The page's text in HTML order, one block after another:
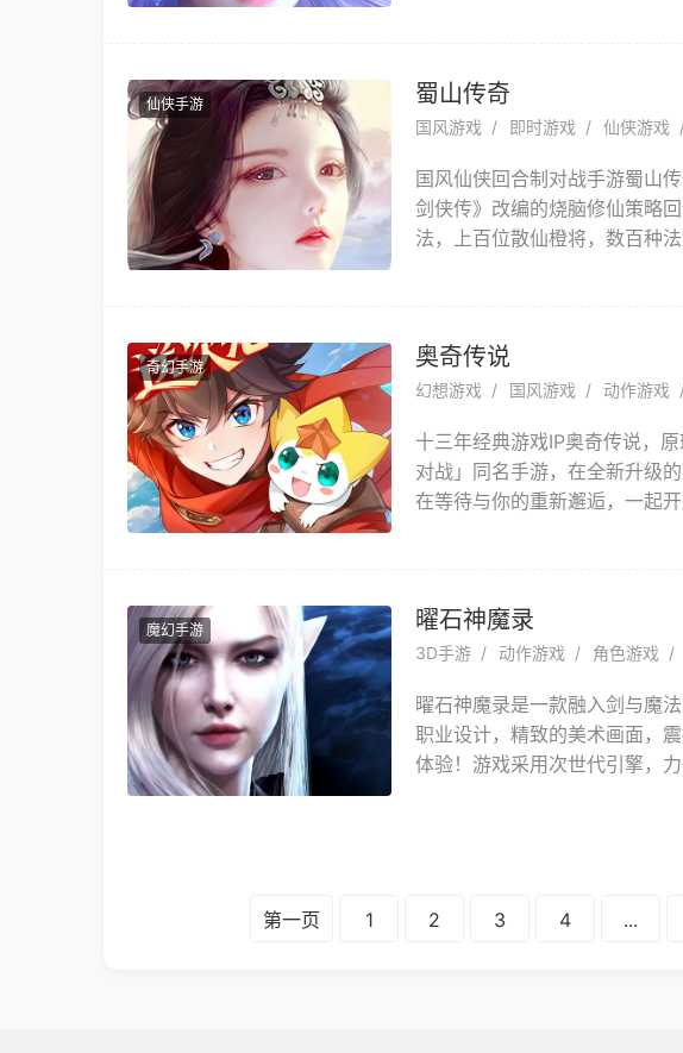
仙侠手游 蜀山传奇
国风游戏 即时游戏 仙侠游戏
国风仙侠回合制对战手游蜀山
剑侠传》改编的烧脑修仙策略
法，上百位散仙橙将，数百种
奇幻手游 奥奇传说
幻想游戏 国风游戏 动作游戏
十三年经典游戏IP奥奇传说，
对战」同名手游，在全新升级
在等待与你的重新邂逅，一起
魔幻手游 曜石神魔录
3D手游 动作游戏 角色游戏
曜石神魔录是一款融入剑与魔
职业设计，精致的美术画面，
体验！游戏采用次世代引擎，
第一页
1 2 3 4 ...